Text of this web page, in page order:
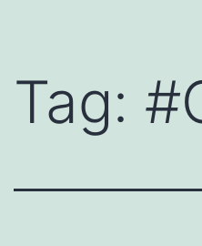
Tag: